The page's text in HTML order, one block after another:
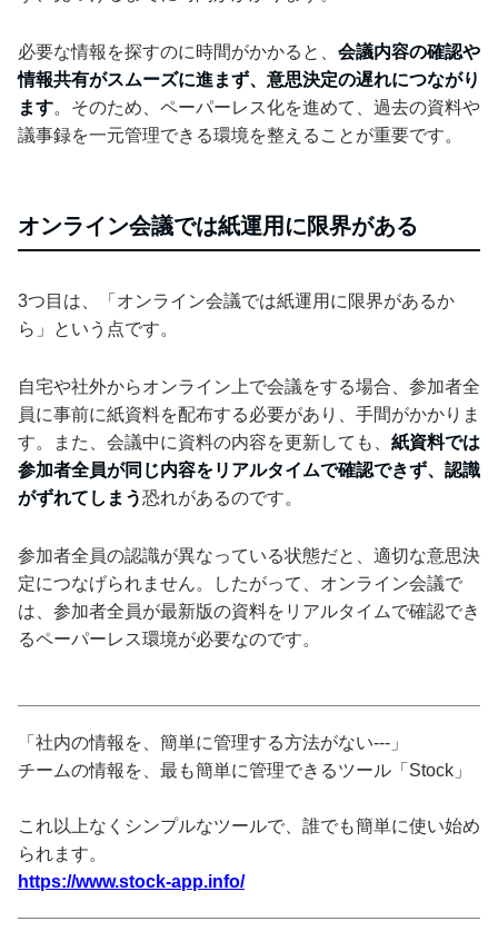
必要な情報を探すのに時間がかかると、 会議内容の確認や
情報共有がスムーズに進まず、意思決定の遅れにつながり
ます。そのため、ペーパーレス化を進めて、過去の資料や
議事録を一元管理できる環境を整えることが重要です。
オンライン会議では紙運用に限界がある
3つ目は、「オンライン会議では紙運用に限界があるか
ら」という点です。
自宅や社外からオンライン上で会議をする場合、参加者全
員に事前に紙資料を配布する必要があり、手間がかかりま
す。また、会議中に資料の内容を更新しても、 紙資料では
参加者全員が同じ内容をリアルタイムで確認できず、認識
がずれてしまう恐れがあるのです。
参加者全員の認識が異なっている状態だと、適切な意思決
定につなげられません。したがって、オンライン会議で
は、参加者全員が最新版の資料をリアルタイムで確認でき
るペーパーレス環境が必要なのです。
「社内の情報を、簡単に管理する方法がない---」
チームの情報を、最も簡単に管理できるツール「Stock」
これ以上なくシンプルなツールで、誰でも簡単に使い始め
られます。
https://www.stock-app.info/